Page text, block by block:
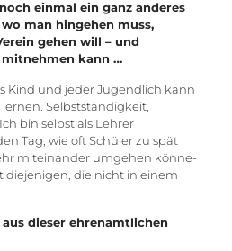
einmal ein ganz anderes
man hingehen muss,
gehen will – und
mitnehmen kann …
Kind und jeder Jugendlich kann
Selbstständigkeit,
bin selbst als Lehrer
Tag, wie oft Schüler zu spät
miteinander umgehen könne-
diejenigen, die nicht in einem
dieser ehrenamtlichen